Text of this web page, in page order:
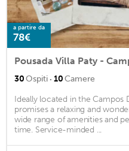
a partire da
78€
Pousada Villa Paty -
30Ospiti · 10Camere
Ideally located in the Campos
promises a relaxing and
wide range of amenities and
time. Service-minded ...